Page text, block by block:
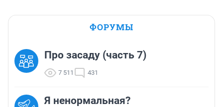
ФОРУМЫ
Про засаду (часть 7)
7 511 431
Я ненормальная?